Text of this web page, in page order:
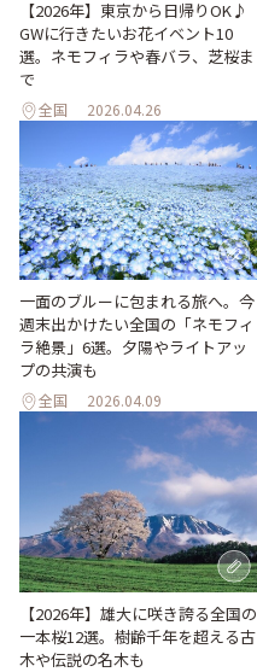
【2026年】東京から日帰りOK♪
GWに行きたいお花イベント10
選。ネモフィラや春バラ、芝桜ま
で
全国 2026.04.26
一面のブルーに包まれる旅へ。今
週末出かけたい全国の「ネモフィ
ラ絶景」6選。夕陽やライトアッ
プの共演も
全国 2026.04.09
【2026年】雄大に咲き誇る全国の
一本桜12選。樹齢千年を超える古
木や伝説の名木も